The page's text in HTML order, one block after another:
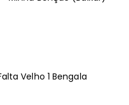
Velho 1 Bengala